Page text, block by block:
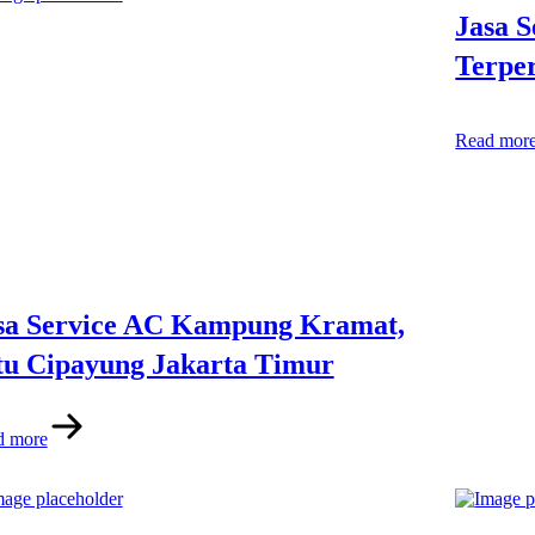
Service AC Kampung Kramat,
Cipayung Jakarta Timur
more
Jasa
Read